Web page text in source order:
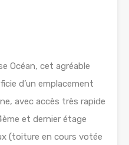
Océan, cet agréable
d’un emplacement
avec accès très rapide
et dernier étage
(toiture en cours votée